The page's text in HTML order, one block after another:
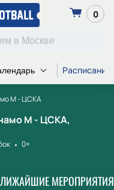
0
Расписание
М - ЦСКА
М - ЦСКА,
0+
МЕРОПРИЯТИЯ